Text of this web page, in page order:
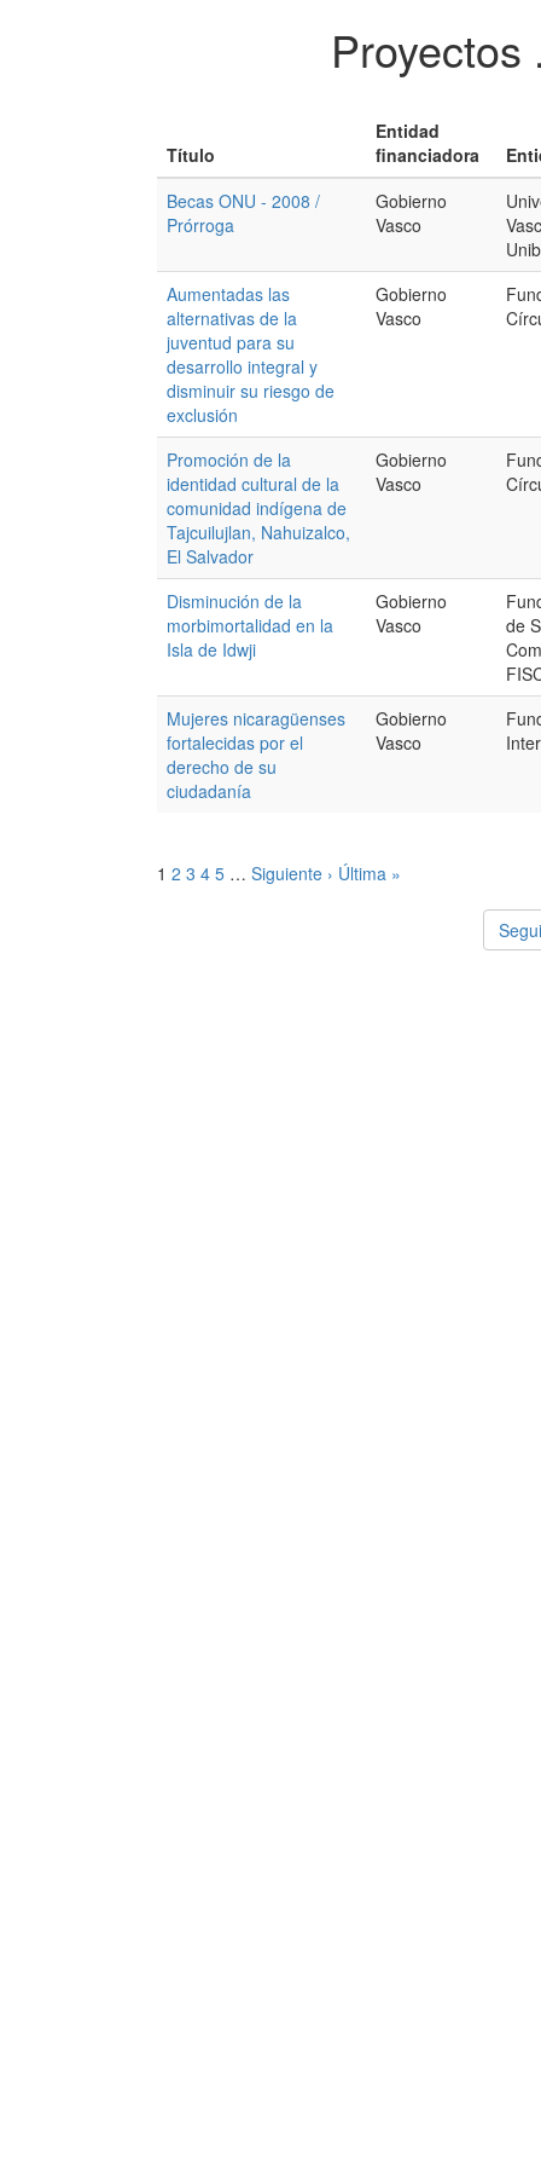
Título
Entidad
financiadora
Becas ONU - 2008 /
Prórroga
Gobierno
Vasco
Aumentadas las
alternativas de la
juventud para su
desarrollo integral y
disminuir su riesgo de
exclusión
Gobierno
Vasco
Promoción de la
identidad cultural de la
comunidad indígena de
Tajcuilujlan, Nahuizalco,
El Salvador
Gobierno
Vasco
Disminución de la
morbimortalidad en la
Isla de Idwji
Gobierno
Vasco
de
Mujeres nicaragüenses
fortalecidas por el
derecho de su
ciudadanía
Gobierno
Vasco
1 2 3 4 5 … Siguiente › Última »